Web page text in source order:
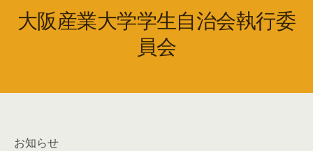
大阪産業大学学生自治会執行委
員会
お知らせ